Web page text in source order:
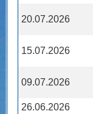
20.07.2026
15.07.2026
09.07.2026
26.06.2026